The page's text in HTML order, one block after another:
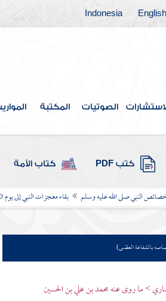
English
Indonesia
الصوتيات المكتبة
كتب PDF كتاب الأمة
النبي صلى الله عليه وسلم بقاء معجزات النبي إلى
بالشفاعة العظمى)
> ما روى عنه محمد بن علي بن الحسين